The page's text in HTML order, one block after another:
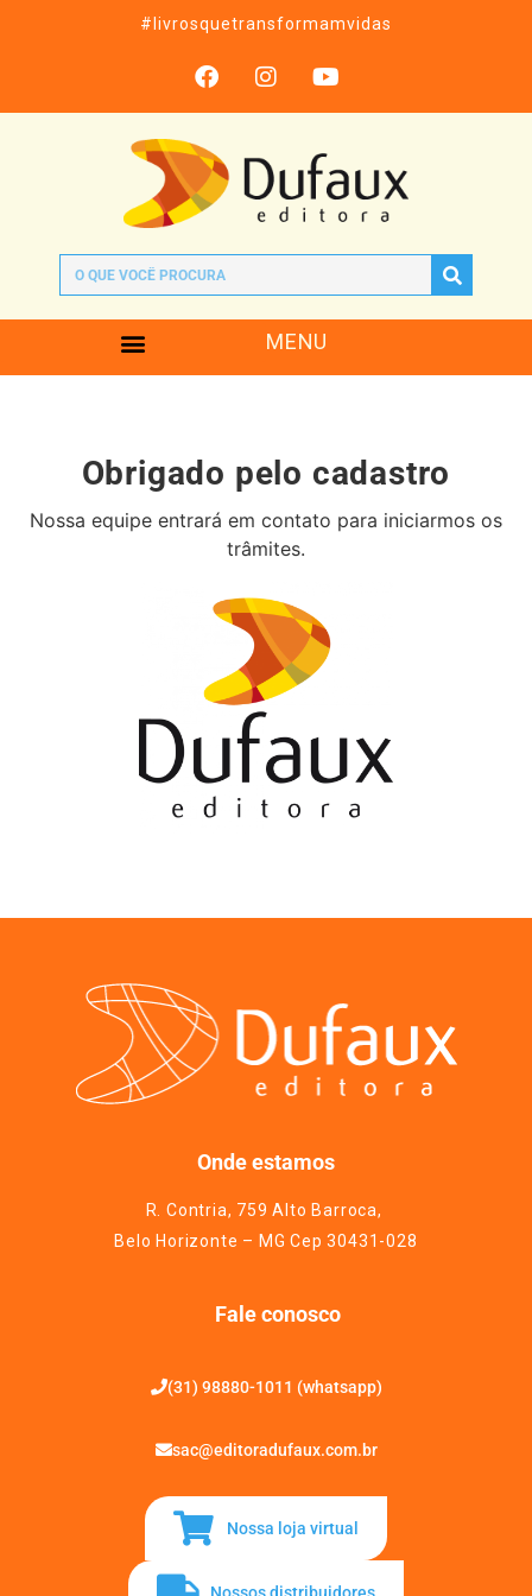
#livrosquetransformamvidas
MENU
Obrigado pelo cadastro
Nossa equipe entrará em contato para iniciarmos os
trâmites.
Onde estamos
R. Contria, 759 Alto Barroca,
Belo Horizonte – MG Cep 30431-028
Fale conosco
(31) 98880-1011 (whatsapp)
sac@editoradufaux.com.br
Nossa loja virtual